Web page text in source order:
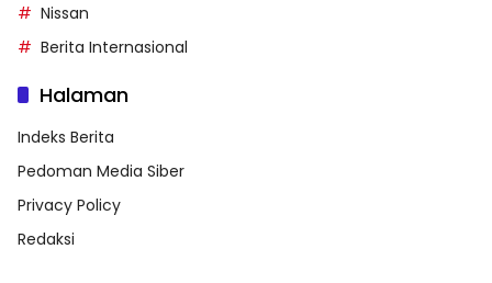
Nissan
Berita Internasional
Halaman
Indeks Berita
Pedoman Media Siber
Privacy Policy
Redaksi